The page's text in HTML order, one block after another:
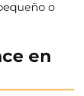
o
en